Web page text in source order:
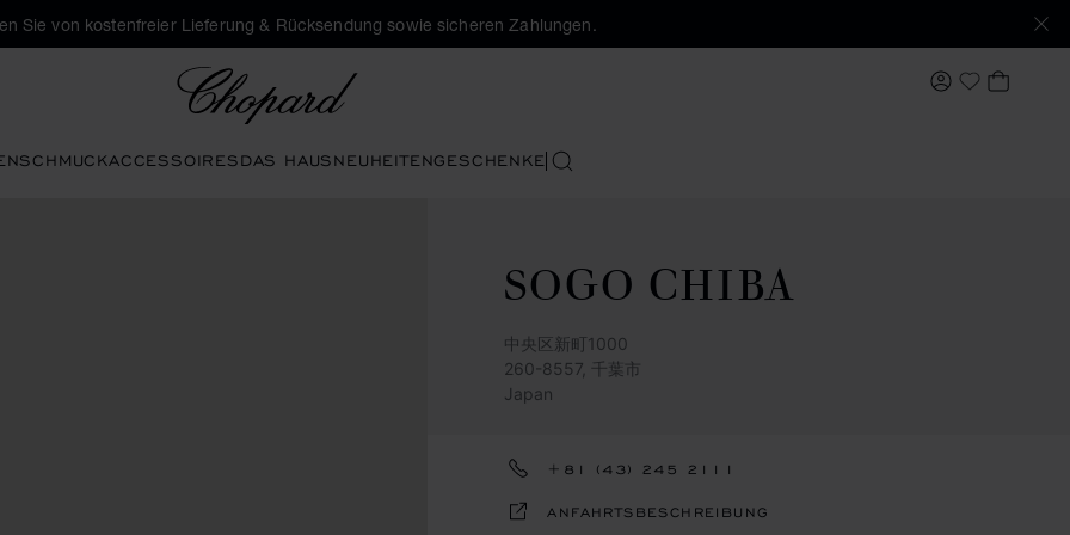
Sie von kostenfreier Lieferung & Rücksendung sowie sicheren Zahlungen.
MEIN KONTO
My Wishlist
MEIN
SCHMUCKACCESSOIRESDAS HAUSNEUHEITENGESCHENKESUCHEN
SOGO CHIBA
中央区新町1000
260-8557, 千葉市
Japan
+81 (43) 245 2111
ANFAHRTSBESCHREIBUNG